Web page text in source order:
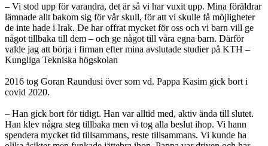
– Vi stod upp för varandra, det är så vi har vuxit upp. Mina föräldrar
lämnade allt bakom sig för vår skull, för att vi skulle få möjligheter
de inte hade i Irak. De har offrat mycket för oss och vi barn vill ge
något tillbaka till dem – och ge något till våra egna barn. Därför
valde jag att börja i firman efter mina avslutade studier på KTH –
Kungliga Tekniska högskolan
2016 tog Goran Raundusi över som vd. Pappa Kasim gick bort i
covid 2020.
– Han gick bort för tidigt. Han var alltid med, aktiv ända till slutet.
Han klev några steg tillbaka men vi tog alla beslut ihop. Vi hann
spendera mycket tid tillsammans, reste tillsammans. Vi kunde ha